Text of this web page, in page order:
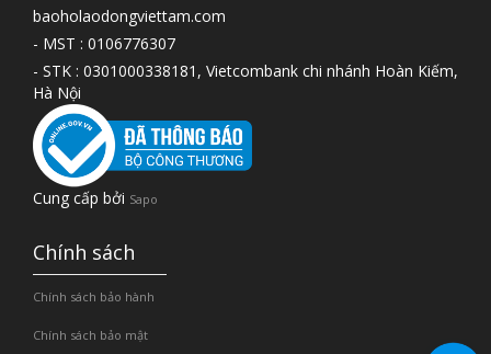
baoholaodongviettam.com
- MST : 0106776307
- STK : 0301000338181, Vietcombank chi nhánh Hoàn Kiếm,
Hà Nội
Cung cấp bởi Sapo
Chính sách
Chính sách bảo hành
Chính sách bảo mật